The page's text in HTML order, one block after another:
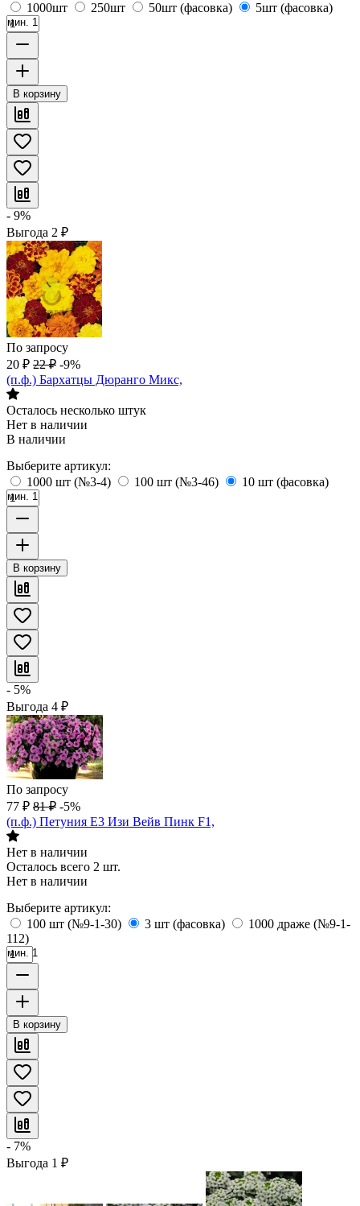
1000шт
250шт 50шт (фасовка) 5шт (фасовка)
мин. 1
В корзину
- 9%
Выгода 2 ₽
По запросу
20 ₽ 22 ₽ -9%
(п.ф.) Бархатцы Дюранго Микс,
Осталось несколько штук
Нет в наличии
В наличии
Выберите артикул:
1000 шт (№3-4)
100 шт (№3-46) 10 шт (фасовка)
мин. 1
В корзину
- 5%
Выгода 4 ₽
По запросу
77 ₽ 81 ₽ -5%
(п.ф.) Петуния E3 Изи Вейв Пинк F1,
Нет в наличии
Осталось всего 2 шт.
Нет в наличии
Выберите артикул:
100 шт (№9-1-30)
3 шт (фасовка)
1000 драже (№9-1-
112)
мин. 1
В корзину
- 7%
Выгода 1 ₽